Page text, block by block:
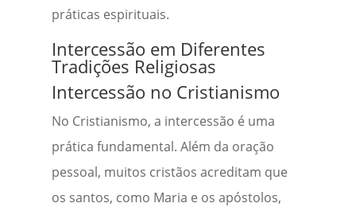
práticas espirituais.
Intercessão em Diferentes
Tradições Religiosas
Intercessão no Cristianismo
No Cristianismo, a intercessão é uma
prática fundamental. Além da oração
pessoal, muitos cristãos acreditam que
os santos, como Maria e os apóstolos,